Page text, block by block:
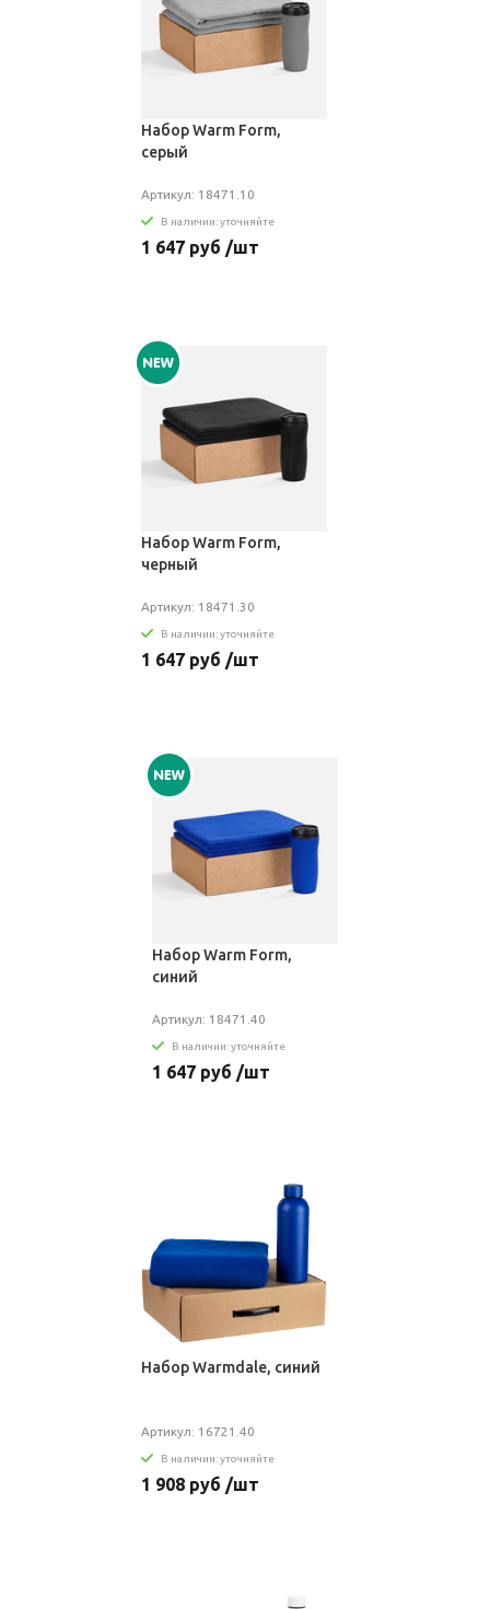
Набор Warm Form,
серый
Артикул: 18471.10
В наличии: уточняйте
1 647 руб /шт
Набор Warm Form,
черный
Артикул: 18471.30
В наличии: уточняйте
1 647 руб /шт
Набор Warm Form,
синий
Артикул: 18471.40
В наличии: уточняйте
1 647 руб /шт
Набор Warmdale, синий
Артикул: 16721.40
В наличии: уточняйте
1 908 руб /шт